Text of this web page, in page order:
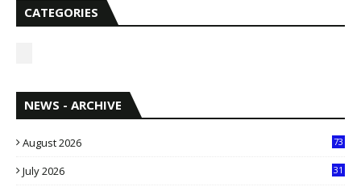
CATEGORIES
NEWS - ARCHIVE
August 2026 73
July 2026
31